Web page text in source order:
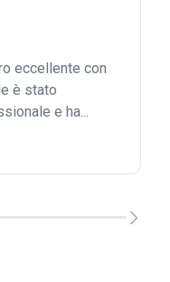
eccellente con
è stato
e ha...